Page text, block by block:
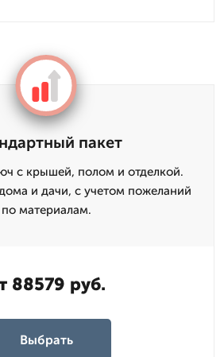
пакет
с крышей, полом и отделкой.
и дачи, с учетом пожеланий
по материалам.
88579 руб.
Выбрать